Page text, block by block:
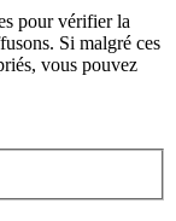
pour vérifier la
Si malgré ces
vous pouvez